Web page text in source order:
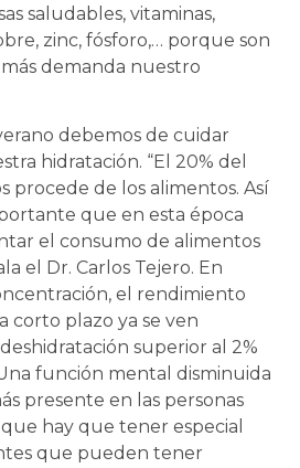
saludables, vitaminas,
zinc, fósforo,… porque son
demanda nuestro
debemos de cuidar
hidratación. “El 20% del
procede de los alimentos. Así
que en esta época
el consumo de alimentos
el Dr. Carlos Tejero. En
el rendimiento
corto plazo ya se ven
superior al 2%
función mental disminuida
presente en las personas
hay que tener especial
que pueden tener